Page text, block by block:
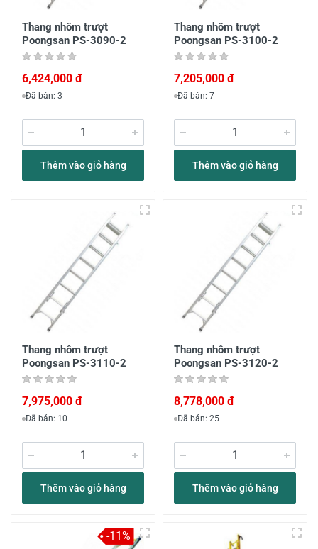
Thang nhôm trượt
Poongsan PS-3090-2
6,424,000 đ
Đã bán: 3
Thêm vào giỏ hàng
Thang nhôm trượt
Poongsan PS-3100-2
7,205,000 đ
Đã bán: 7
Thêm vào giỏ hàng
Thang nhôm trượt
Poongsan PS-3110-2
7,975,000 đ
Đã bán: 10
Thêm vào giỏ hàng
Thang nhôm trượt
Poongsan PS-3120-2
8,778,000 đ
Đã bán: 25
Thêm vào giỏ hàng
-11%